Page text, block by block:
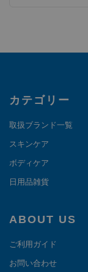
カテゴリー
取扱ブランド一覧
スキンケア
ボディケア
日用品雑貨
ABOUT US
ご利用ガイド
お問い合わせ